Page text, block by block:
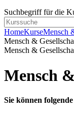
Suchbegriff für die
HomeKurseMensch
Mensch &
Mensch &
Mensch
Sie können